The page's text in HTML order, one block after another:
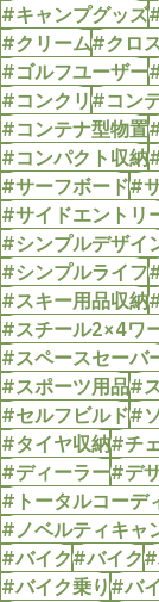
#キャンプグッズ
#クリーム#クロ
#ゴルフユーザー
#コンクリ#コン
#コンテナ型物置
#コンパクト収納
#サーフボード#
#サイドエントリ
#シンプルデザイ
#シンプルライフ
#スキー用品収納
#スチール2×4ワ
#スペースセーバ
#スポーツ用品#
#セルフビルド#
#タイヤ収納#チ
#ディーラー#デ
#トータルコーデ
#ノベルティキャ
#バイク#バイク#
#バイク乗り#バ